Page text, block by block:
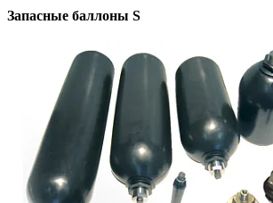
Запасные баллоны S